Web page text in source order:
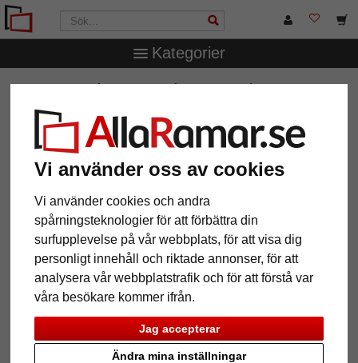
Vi använder oss av cookies
Vi använder cookies och andra
spårningsteknologier för att förbättra din
surfupplevelse på vår webbplats, för att visa dig
personligt innehåll och riktade annonser, för att
analysera vår webbplatstrafik och för att förstå var
våra besökare kommer ifrån.
Jag accepterar
Ändra mina inställningar
Kategorier
Klassificerad standard A1
brandskyddsram Clipsramar